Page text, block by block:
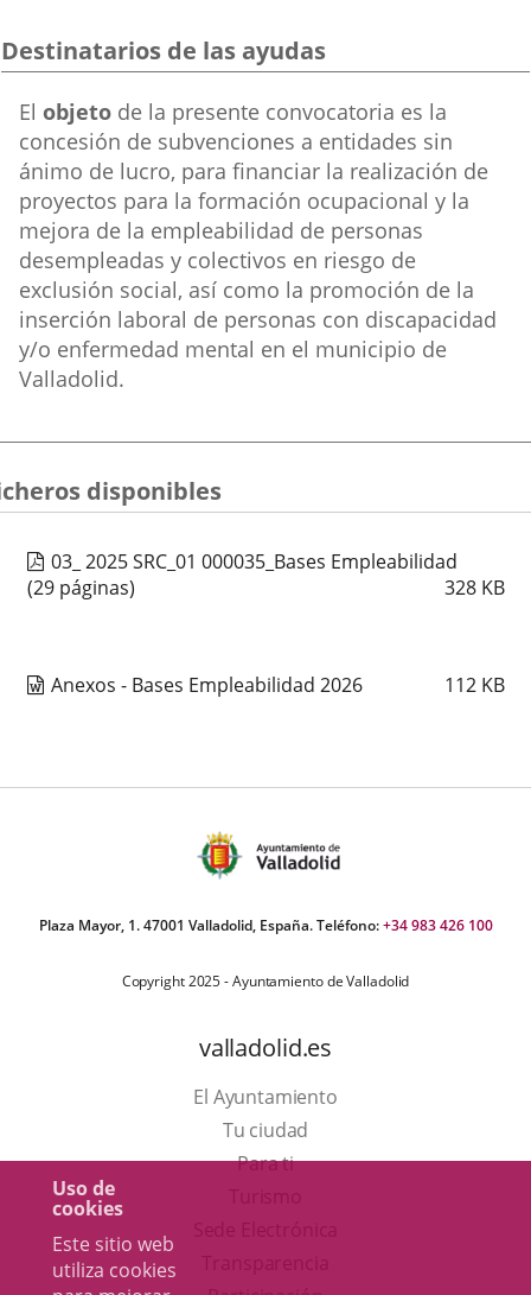
Uso de
cookies
Este sitio web
utiliza cookies
Destinatarios de las ayudas
Destinatarios
de
las
ayudas
El objeto de la presente convocatoria es la
concesión de subvenciones a entidades sin
ánimo de lucro, para financiar la realización de
proyectos para la formación ocupacional y la
mejora de la empleabilidad de personas
desempleadas y colectivos en riesgo de
exclusión social, así como la promoción de la
inserción laboral de personas con discapacidad
y/o enfermedad mental en el municipio de
Valladolid.
disponibles
03_ 2025 SRC_01 000035_Bases Empleabilidad
328 KB
(29 páginas)
Anexos - Bases Empleabilidad 2026 112 KB
Plaza Mayor, 1. 47001 Valladolid, España. Teléfono:+34 983 426 100
Copyright 2025 - Ayuntamiento de Valladolid
valladolid.es
El Ayuntamiento
Tu ciudad
Para ti